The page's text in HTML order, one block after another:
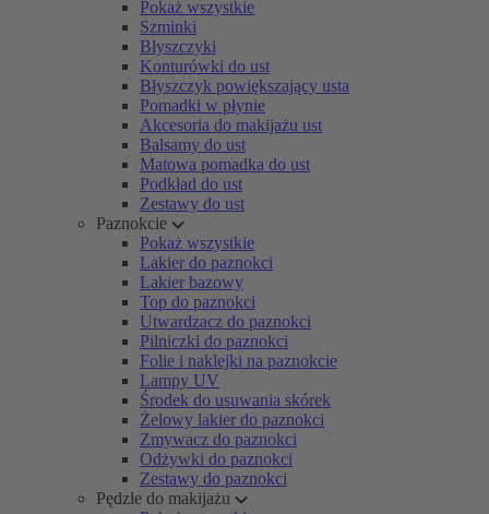
Pokaż wszystkie
Szminki
Błyszczyki
Konturówki do ust
Błyszczyk powiększający usta
Pomadki w płynie
Akcesoria do makijażu ust
Balsamy do ust
Matowa pomadka do ust
Podkład do ust
Zestawy do ust
Paznokcie
Pokaż wszystkie
Lakier do paznokci
Lakier bazowy
Top do paznokci
Utwardzacz do paznokci
Pilniczki do paznokci
Folie i naklejki na paznokcie
Lampy UV
Środek do usuwania skórek
Żelowy lakier do paznokci
Zmywacz do paznokci
Odżywki do paznokci
Zestawy do paznokci
Pędzle do makijażu